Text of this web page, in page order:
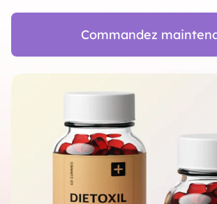
Commandez